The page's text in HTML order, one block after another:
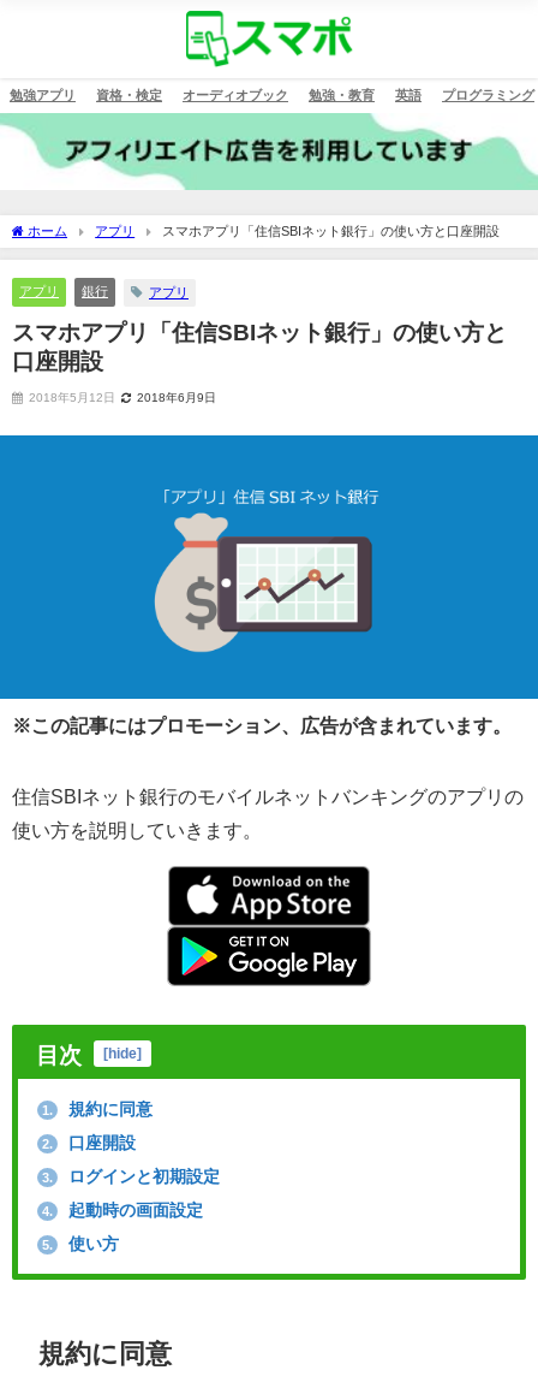
勉強アプリ 資格・検定 オーディオブック 勉強・教育 英語 プログラミング
ホーム アプリ スマホアプリ「住信SBIネット銀行」の使い方と口座開設
アプリ 銀行 アプリ
スマホアプリ「住信SBIネット銀行」の使い方と
口座開設
2018年5月12日 2018年6月9日
※この記事にはプロモーション、広告が含まれています。
住信SBIネット銀行のモバイルネットバンキングのアプリの
使い方を説明していきます。
目次 [hide]
1. 規約に同意
2. 口座開設
3. ログインと初期設定
4. 起動時の画面設定
5. 使い方
規約に同意